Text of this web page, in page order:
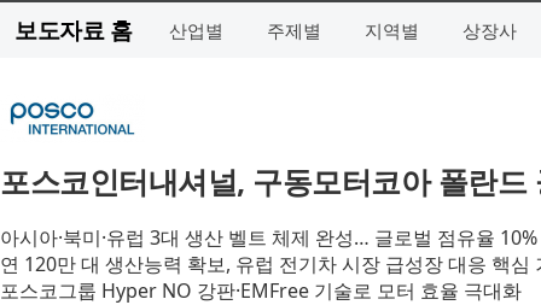
보도자료 홈 산업별 주제별 지역별 상장사
포스코인터내셔널, 구동모터코아 폴란드
아시아·북미·유럽 3대 생산 벨트 체제 완성… 글로벌 점유율
연 120만 대 생산능력 확보, 유럽 전기차 시장 급성장 대응 핵심
포스코그룹 Hyper NO 강판·EMFree 기술로 모터 효율 극대화